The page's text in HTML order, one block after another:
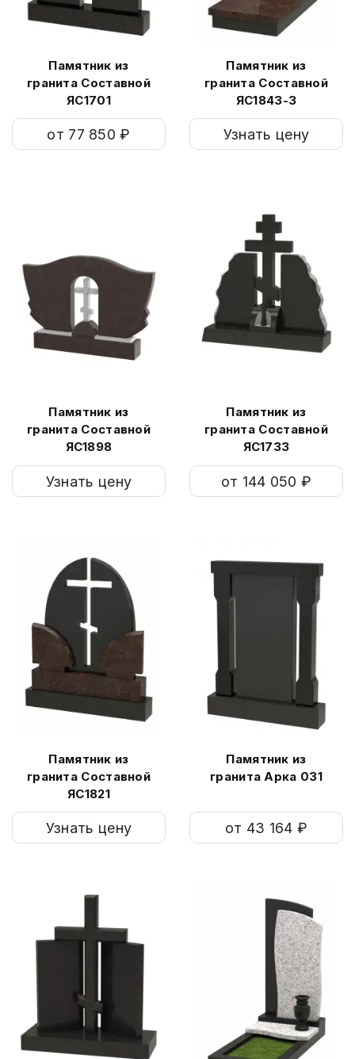
Памятник из
гранита Составной
ЯС1701
от 77 850 ₽
Памятник из
гранита Составной
ЯС1843-3
Узнать цену
Памятник из
гранита Составной
ЯС1898
Узнать цену
Памятник из
гранита Составной
ЯС1733
от 144 050 ₽
Памятник из
гранита Составной
ЯС1821
Узнать цену
Памятник из
гранита Арка 031
от 43 164 ₽